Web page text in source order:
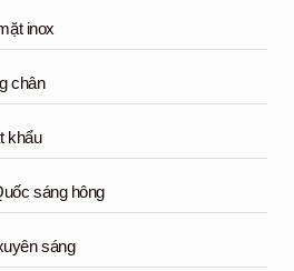
inox
chân
khẩu
sáng hông
sáng